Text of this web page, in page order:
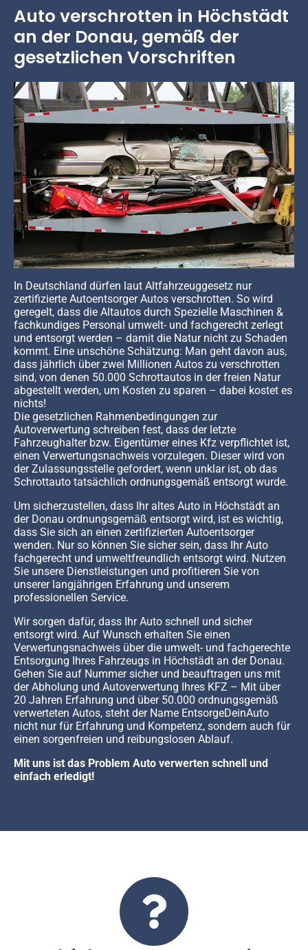
Auto verschrotten in Höchstädt
an der Donau, gemäß der
gesetzlichen Vorschriften
In Deutschland dürfen laut Altfahrzeuggesetz nur
zertifizierte Autoentsorger Autos verschrotten. So wird
geregelt, dass die Altautos durch Spezielle Maschinen &
fachkundiges Personal umwelt- und fachgerecht zerlegt
und entsorgt werden – damit die Natur nicht zu Schaden
kommt. Eine unschöne Schätzung: Man geht davon aus,
dass jährlich über zwei Millionen Autos zu verschrotten
sind, von denen 50.000 Schrottautos in der freien Natur
abgestellt werden, um Kosten zu sparen – dabei kostet es
nichts!
Die gesetzlichen Rahmenbedingungen zur
Autoverwertung schreiben fest, dass der letzte
Fahrzeughalter bzw. Eigentümer eines Kfz verpflichtet ist,
einen Verwertungsnachweis vorzulegen. Dieser wird von
der Zulassungsstelle gefordert, wenn unklar ist, ob das
Schrottauto tatsächlich ordnungsgemäß entsorgt wurde.
Um sicherzustellen, dass Ihr altes Auto in Höchstädt an
der Donau ordnungsgemäß entsorgt wird, ist es wichtig,
dass Sie sich an einen zertifizierten Autoentsorger
wenden. Nur so können Sie sicher sein, dass Ihr Auto
fachgerecht und umweltfreundlich entsorgt wird. Nutzen
Sie unsere Dienstleistungen und profitieren Sie von
unserer langjährigen Erfahrung und unserem
professionellen Service.
Wir sorgen dafür, dass Ihr Auto schnell und sicher
entsorgt wird. Auf Wunsch erhalten Sie einen
Verwertungsnachweis über die umwelt- und fachgerechte
Entsorgung Ihres Fahrzeugs in Höchstädt an der Donau.
Gehen Sie auf Nummer sicher und beauftragen uns mit
der Abholung und Autoverwertung Ihres KFZ – Mit über
20 Jahren Erfahrung und über 50.000 ordnungsgemäß
verwerteten Autos, steht der Name EntsorgeDeinAuto
nicht nur für Erfahrung und Kompetenz, sondern auch für
einen sorgenfreien und reibungslosen Ablauf.
Mit uns ist das Problem Auto verwerten schnell und
einfach erledigt!